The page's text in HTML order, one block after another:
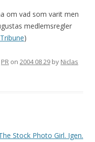
om vad som varit men
medlemsregler
)
PR on 2004 08 29 by Niclas
Stock Photo Girl. Igen.